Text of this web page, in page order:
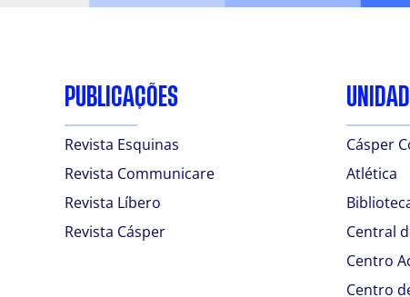
PUBLICAÇÕES
Revista Esquinas
Revista Communicare
Revista Líbero
Revista Cásper
Cásper
Atlética
Central
Centro
Centro